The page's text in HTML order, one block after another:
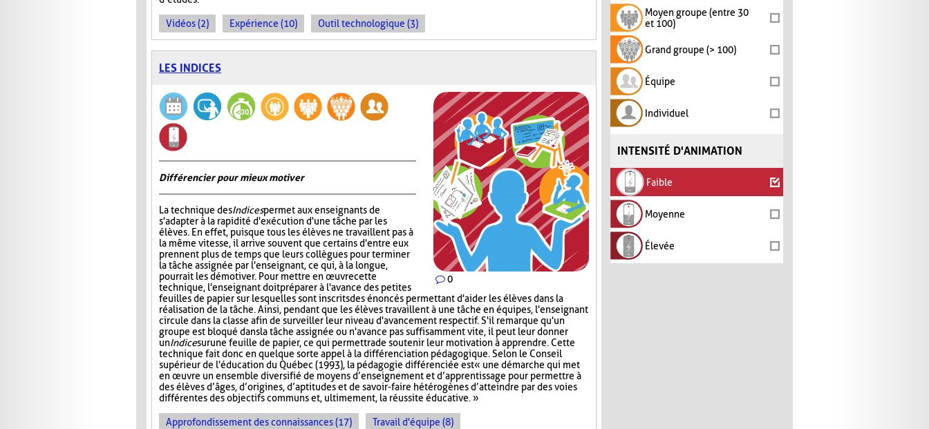
Moyen groupe (entre 30
et 100)
Grand groupe (> 100)
Équipe
Individuel
INTENSITÉ D'ANIMATION
Faible
Moyenne
Élevée
Vidéos (2) Expérience (10) Outil technologique (3)
LES INDICES
0
Différencier pour mieux motiver
La technique desIndicespermet aux enseignants de
s'adapter à la rapidité d'exécution d'une tâche par les
élèves. En effet, puisque tous les élèves ne travaillent pas à
la même vitesse, il arrive souvent que certains d'entre eux
prennent plus de temps que leurs collègues pour terminer
la tâche assignée par l'enseignant, ce qui, à la longue,
pourrait les démotiver. Pour mettre en œuvre cette
technique, l'enseignant doit préparer à l'avance des petites
feuilles de papier sur lesquelles sont inscrits des énoncés permettant d'aider les élèves dans la
réalisation de la tâche. Ainsi, pendant que les élèves travaillent à une tâche en équipes, l'enseignant
circule dans la classe afin de surveiller leur niveau d'avancement respectif. S'il remarque qu'un
groupe est bloqué dans la tâche assignée ou n'avance pas suffisamment vite, il peut leur donner
unIndicesurune feuille de papier, ce qui permettra de soutenir leur motivation à apprendre. Cette
technique fait donc en quelque sorte appel à la différenciation pédagogique. Selon le Conseil
supérieur de l'éducation du Québec (1993), la pédagogie différenciée est « une démarche qui met
en œuvre un ensemble diversifié de moyens d’enseignement et d’apprentissage pour permettre à
des élèves d’âges, d’origines, d’aptitudes et de savoir-faire hétérogènes d’atteindre par des voies
différentes des objectifs communs et, ultimement, la réussite éducative. »
Approfondissement des connaissances (17) Travail d'équipe (8)